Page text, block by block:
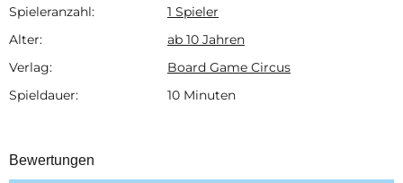
Spieleranzahl:
1 Spieler
Alter:
ab 10 Jahren
Verlag:
Board Game Circus
Spieldauer:
10 Minuten
Bewertungen